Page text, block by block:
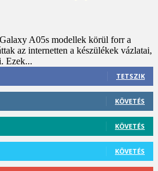
A05s modellek körül forr a
az internetten a készülékek vázlatai,
Ezek...
TETSZIK
KÖVETÉS
KÖVETÉS
KÖVETÉS